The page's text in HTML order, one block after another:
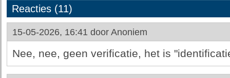
Reacties (11)
15-05-2026, 16:41 door Anoniem
Nee, nee, geen verificatie, het is